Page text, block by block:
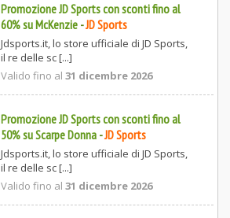
Promozione JD Sports con sconti fino al
60% su McKenzie -JD Sports
Jdsports.it, lo store ufficiale di JD Sports,
il re delle sc [...]
Valido fino al31 dicembre 2026
Promozione JD Sports con sconti fino al
50% su Scarpe Donna -JD Sports
Jdsports.it, lo store ufficiale di JD Sports,
il re delle sc [...]
Valido fino al31 dicembre 2026